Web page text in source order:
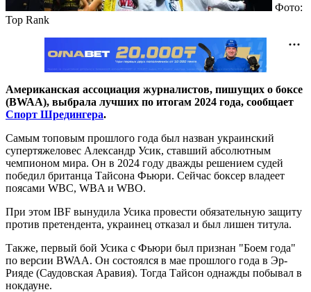
Фото:
Top Rank
Американская ассоциация журналистов, пишущих о боксе
(BWAA), выбрала лучших по итогам 2024 года, сообщает
Спорт Шредингера.
Самым топовым прошлого года был назван украинский
супертяжеловес Александр Усик, ставший абсолютным
чемпионом мира. Он в 2024 году дважды решением судей
победил британца Тайсона Фьюри. Сейчас боксер владеет
поясами WBC, WBA и WBO.
При этом IBF вынудила Усика провести обязательную защиту
против претендента, украинец отказал и был лишен титула.
Также, первый бой Усика с Фьюри был признан "Боем года"
по версии BWAA. Он состоялся в мае прошлого года в Эр-
Рияде (Саудовская Аравия). Тогда Тайсон однажды побывал в
нокдауне.